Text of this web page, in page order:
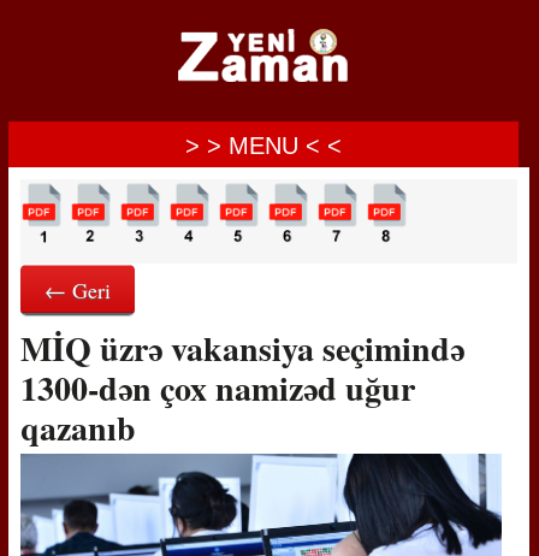
> > MENU < <
← Geri
MİQ üzrə vakansiya seçimində
1300-dən çox namizəd uğur
qazanıb